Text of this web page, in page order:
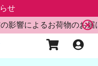
せ
影響によるお荷物のお届